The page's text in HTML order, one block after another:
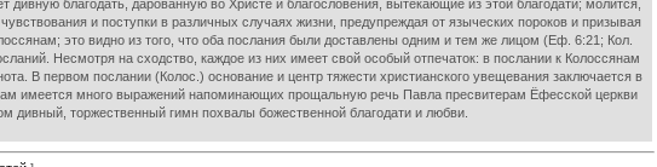
благодать, дарованную во Христе и благословения, вытекающие из этой благодати; молится,
и поступки в различных случаях жизни, предупреждая от языческих пороков и призывая
это видно из того, что оба послания были доставлены одним и тем же лицом (Еф. 6:21; Кол.
Несмотря на сходство, каждое из них имеет свой особый отпечаток: в послании к Колоссянам
В первом послании (Колос.) основание и центр тяжести христианского увещевания заключается в
имеется много выражений напоминающих прощальную речь Павла пресвитерам Ёфесской церкви
дивный, торжественный гимн похвалы божественной благодати и любви.